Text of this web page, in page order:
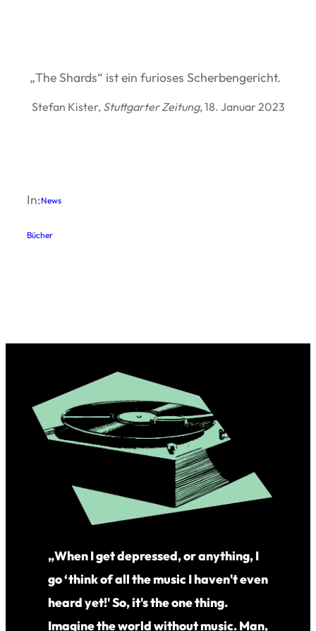
„The Shards“ ist ein furio­ses Scherbengericht.
Ste­fan Kis­ter, Stutt­gar­ter Zei­tung, 18. Januar 2023
In:News
Bücher
„When I get depressed, or anything, I
go ‘think of all the music I haven't even
heard yet!' So, it's the one thing.
Imagine the world without music. Man,